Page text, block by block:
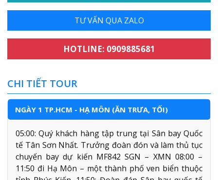
TƯ VẤN QUA ZALO
HOTLINE: 0909885681
CHI TIẾT TOUR
NGÀY 1 TP.HCM - HẠ MÔN (ĂN TRƯA, TỐI)
05:00: Quý khách hàng tập trung tại Sân bay Quốc
tế Tân Sơn Nhất. Trưởng đoàn đón và làm thủ tục
chuyến bay dự kiến MF842 SGN – XMN 08:00 –
11:50 đi Hạ Môn – một thành phố ven biển thuộc